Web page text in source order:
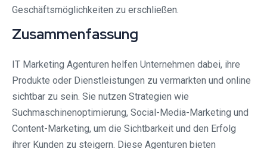
Geschäftsmöglichkeiten zu erschließen.
Zusammenfassung
IT Marketing Agenturen helfen Unternehmen dabei, ihre
Produkte oder Dienstleistungen zu vermarkten und online
sichtbar zu sein. Sie nutzen Strategien wie
Suchmaschinenoptimierung, Social-Media-Marketing und
Content-Marketing, um die Sichtbarkeit und den Erfolg
ihrer Kunden zu steigern. Diese Agenturen bieten